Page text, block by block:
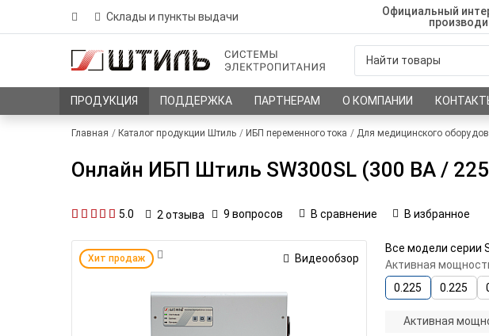
Склады и пункты выдачи
Официальный
ПРОДУКЦИЯ ПОДДЕРЖКА ПАРТНЕРАМ О КОМПАНИИ
Главная Каталог продукции Штиль ИБП переменного тока Для медицинского
Онлайн ИБП Штиль SW300SL (300 ВА /
5.0 2 отзывa 9 вопросов В сравнение В избранное
Хит продаж Видеообзор
Все модели серии
Активная
0.225
0.225
Активная